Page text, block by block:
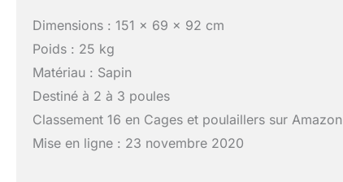
Dimensions : 151 x 69 x 92 cm
Poids : 25 kg
Matériau : Sapin
Destiné à 2 à 3 poules
Classement 16 en Cages et poulaillers sur Amazon
Mise en ligne : 23 novembre 2020